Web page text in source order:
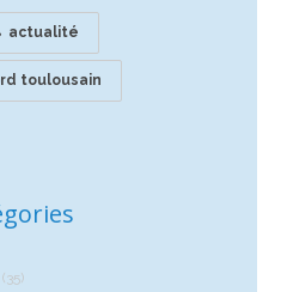
actualité
toulousain
(35)